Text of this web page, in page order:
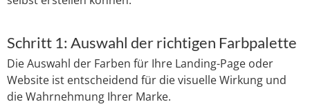
Schritt 1: Auswahl der richtigen Farbpalette
Die Auswahl der Farben für Ihre Landing-Page oder
Website ist entscheidend für die visuelle Wirkung und
die Wahrnehmung Ihrer Marke.